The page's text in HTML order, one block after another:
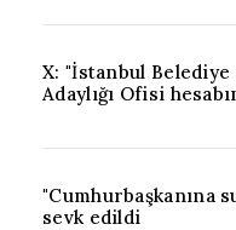
X: "İstanbul Belediye
Adaylığı Ofisi
"Cumhurbaşkanına
sevk edildi